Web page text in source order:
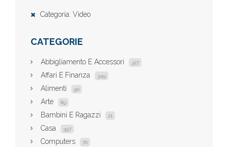
Categoria: Video
CATEGORIE
Abbigliamento E Accessori 327
Affari E Finanza 349
Alimenti 90
Arte 89
Bambini E Ragazzi 21
Casa 397
Computers 70